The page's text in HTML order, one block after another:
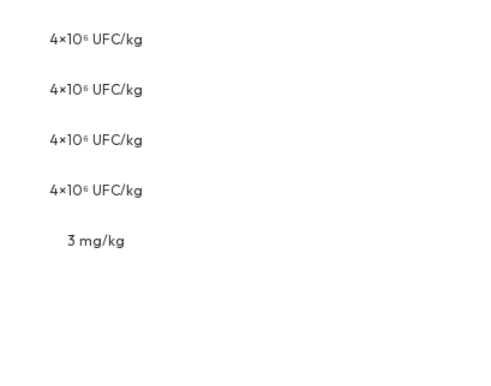
4×10⁶ UFC/kg
4×10⁶ UFC/kg
4×10⁶ UFC/kg
4×10⁶ UFC/kg
3 mg/kg